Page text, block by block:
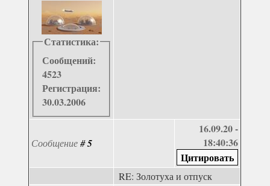
Статистика:
Сообщений:
4523
Регистрация:
30.03.2006
Сообщение#5
16.09.20 -
18:40:36
RE: Золотуха и отпуск